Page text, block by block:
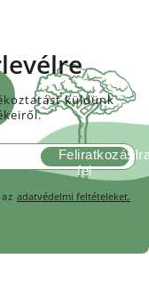
küldünk
adatvédelmi feltételeket.
Feliratkozás